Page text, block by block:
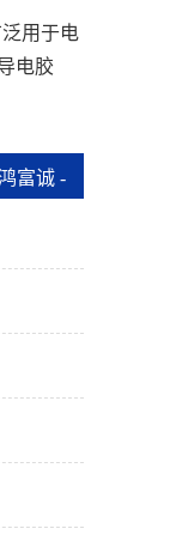
用于电
电胶
富诚 -